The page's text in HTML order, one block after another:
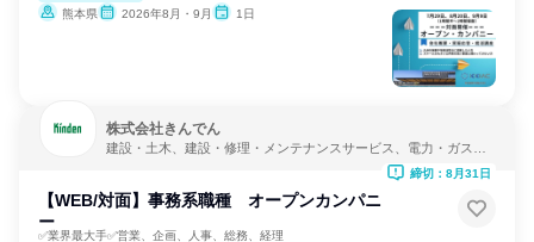
熊本県
2026年8月・9月 1日
株式会社きんでん
建設・土木、建設・修理・メンテナンスサービス、電力・ガス・
【WEB/対面】事務系職種 オープンカンパニ
ー
✅業界最大手✅営業、企画、人事、総務、経理
締切：8月31日